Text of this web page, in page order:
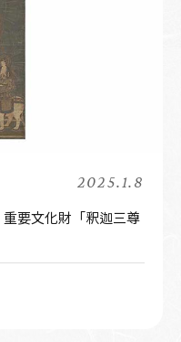
2025.1.8
重要文化財「釈迦三尊